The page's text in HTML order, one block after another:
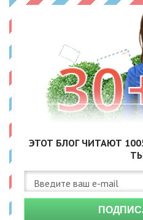
ЭТОТ БЛОГ ЧИТАЮТ